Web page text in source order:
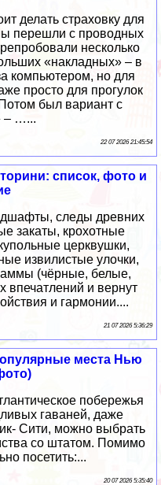
делать страховку для
перешли с проводных
несколько
«накладных» – в
компьютером, но для
просто для прогулок
был вариант с
– …...
22 07 2026 21:45:54
список, фото и
следы древних
закаты, крохотные
церквушки,
извилистые улочки,
(чёрные, белые,
впечатлений и вернут
и гармонии....
21 07 2026 5:36:29
места Нью
побережья
гаваней, даже
Сити, можно выбрать
со штатом. Помимо
посетить:...
20 07 2026 5:35:40